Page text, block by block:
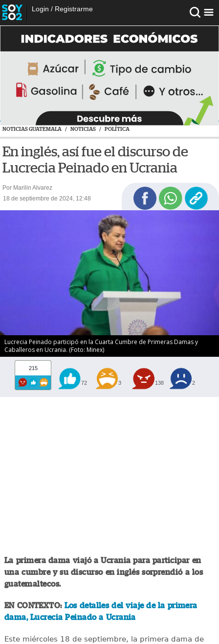
Login / Registrarme
NOTICIAS GUATEMALA / NOTICIAS / POLÍTICA
En inglés, así fue el discurso de
Lucrecia Peinado en Ucrania
Por Marilin Alvarez
18 de septiembre de 2024, 12:48
Lucrecia Peinado participó en la Cuarta Cumbre de Primeras Damas y
Caballeros en Ucrania. (Foto: Minex)
215
72 3 138 2
La primera dama viajó a Ucrania para participar en
una cumbre y su discurso en inglés sorprendió a los
guatemaltecos.
EN CONTEXTO: Los detalles del viaje de la primera
dama, Lucrecia Peinado a Ucrania
Este miércoles 18 de septiembre, la primera dama de